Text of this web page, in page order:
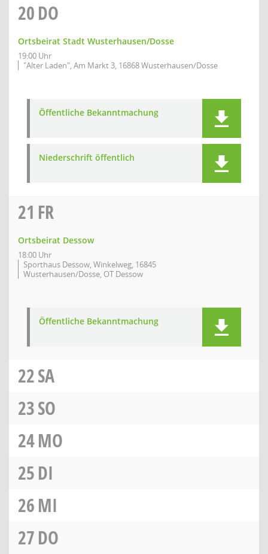
20DO
Ortsbeirat Stadt Wusterhausen/Dosse
19:00 Uhr
"Alter Laden", Am Markt 3, 16868 Wusterhausen/Dosse
Öffentliche Bekanntmachung
Niederschrift öffentlich
21 FR
Ortsbeirat Dessow
18:00 Uhr
Sporthaus Dessow, Winkelweg, 16845
Wusterhausen/Dosse, OT Dessow
Öffentliche Bekanntmachung
22SA
23SO
24MO
25DI
26MI
27DO